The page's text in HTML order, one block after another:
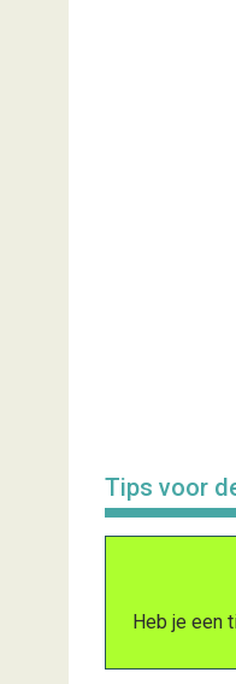
Tips voor
Heb je een